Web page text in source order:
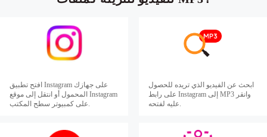
افتح تطبيق Instagram على جهازك
المحمول أو انتقل إلى موقع Instagram
على كمبيوتر سطح المكتب.
ابحث عن الفيديو الذي تريده للحصول
على رابط Instagram إلى MP3 وانقر
عليه لفتحه.